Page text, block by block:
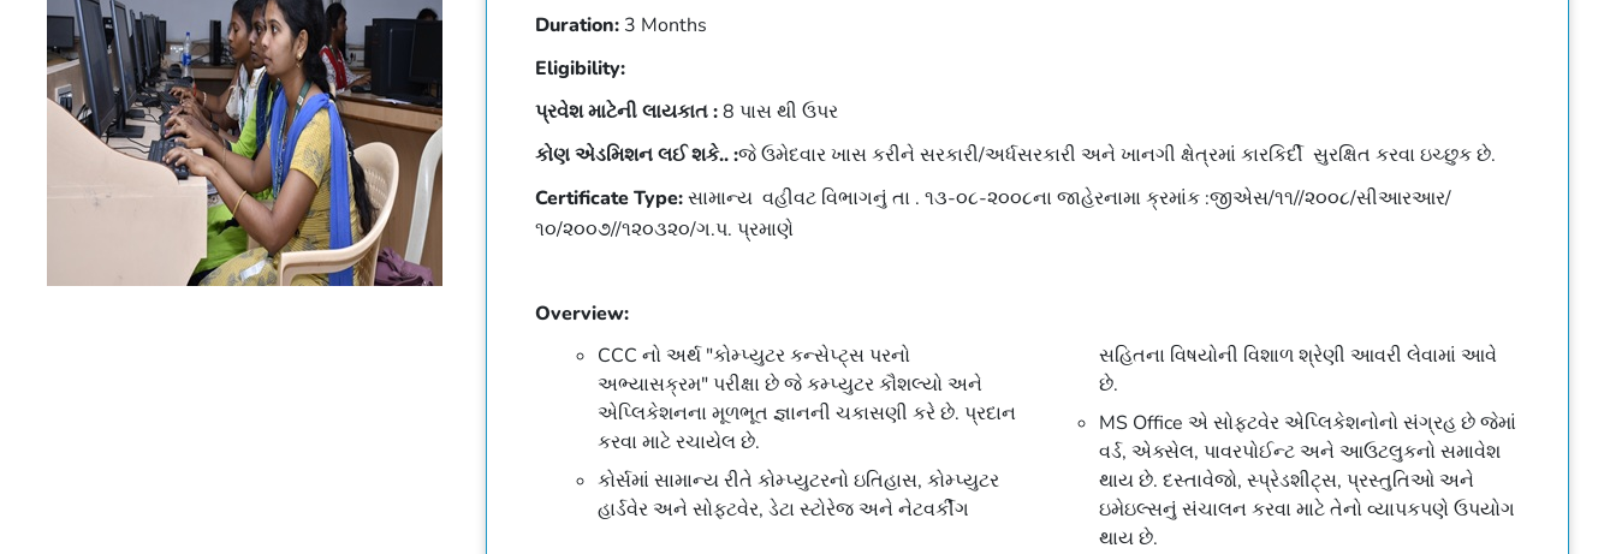
Duration:3 Months
Eligibility:
પ્રવેશ માટેની લાયકાત :8 પાસ થી ઉપર
કોણ એડમિશન લઈ શકે.. :જે ઉમેદવાર ખાસ કરીને સરકારી/અર્ધસરકારી અને ખાનગી ક્ષેત્રમાં કારકિર્દી સુરક્ષિત કરવા ઇચ્છુક છે.
Certificate Type:સામાન્ય વહીવટ વિભાગનું તા . ૧૩-૦૮-૨૦૦૮ના જાહેરનામા ક્રમાંક :જીએસ/૧૧//૨૦૦૮/સીઆરઆર/
૧૦/૨૦૦૭//૧૨૦૩૨૦/ગ.પ. પ્રમાણે
Overview:
CCC નો અર્થ "કોમ્પ્યુટર કન્સેપ્ટ્સ પરનો
અભ્યાસક્રમ" પરીક્ષા છે જે કમ્પ્યુટર કૌશલ્યો અને
એપ્લિકેશનના મૂળભૂત જ્ઞાનની ચકાસણી કરે છે. પ્રદાન
કરવા માટે રચાયેલ છે.
કોર્સમાં સામાન્ય રીતે કોમ્પ્યુટરનો ઇતિહાસ, કોમ્પ્યુટર
હાર્ડવેર અને સોફ્ટવેર, ડેટા સ્ટોરેજ અને નેટવર્કીંગ
સહિતના વિષયોની વિશાળ શ્રેણી આવરી લેવામાં આવે
છે.
MS Office એ સોફ્ટવેર એપ્લિકેશનોનો સંગ્રહ છે જેમાં
વર્ડ, એક્સેલ, પાવરપોઈન્ટ અને આઉટલુકનો સમાવેશ
થાય છે. દસ્તાવેજો, સ્પ્રેડશીટ્સ, પ્રસ્તુતિઓ અને
ઇમેઇલ્સનું સંચાલન કરવા માટે તેનો વ્યાપકપણે ઉપયોગ
થાય છે.